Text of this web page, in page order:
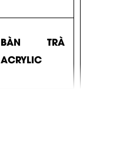
BÀN TRÀ
ACRYLIC